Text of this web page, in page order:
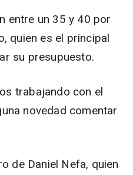
entre un 35 y 40 por
quien es el principal
su presupuesto.
trabajando con el
novedad comentar
de Daniel Nefa, quien